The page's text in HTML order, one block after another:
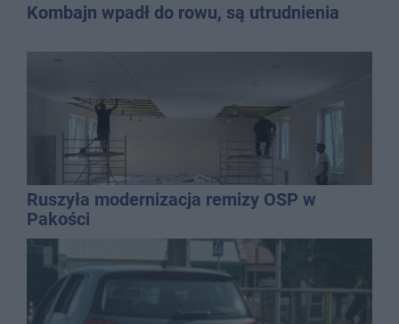
Kombajn wpadł do rowu, są utrudnienia
Ruszyła modernizacja remizy OSP w
Pakości